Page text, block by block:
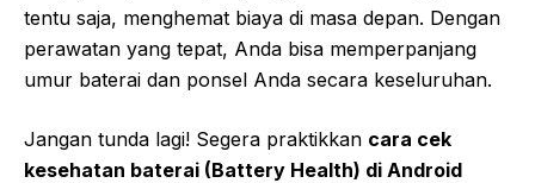
tentu saja, menghemat biaya di masa depan. Dengan
perawatan yang tepat, Anda bisa memperpanjang
umur baterai dan ponsel Anda secara keseluruhan.
Jangan tunda lagi! Segera praktikkan cara cek
kesehatan baterai (Battery Health) di Android